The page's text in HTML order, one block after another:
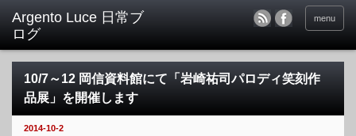
menu
10/7～12 岡信資料館にて「岩崎祐司パロディ笑刻作
品展」を開催します
2014-10-2